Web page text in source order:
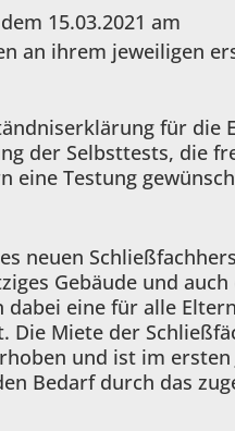
15.03.2021 am
an ihrem jeweiligen
für die
der Selbsttests, die
eine Testung
neuen
Gebäude und auch
eine für alle Eltern
Die Miete der
und ist im ersten
Bedarf durch das